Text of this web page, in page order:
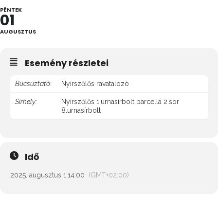
PÉNTEK
01
AUGUSZTUS
Esemény részletei
Búcsúztató: Nyírszőlős ravatalozó
Sírhely:
Nyírszőlős 1.urnasírbolt parcella 2.sor
8.urnasírbolt
Idő
2025. augusztus 1. 14:00 (GMT+02:00)